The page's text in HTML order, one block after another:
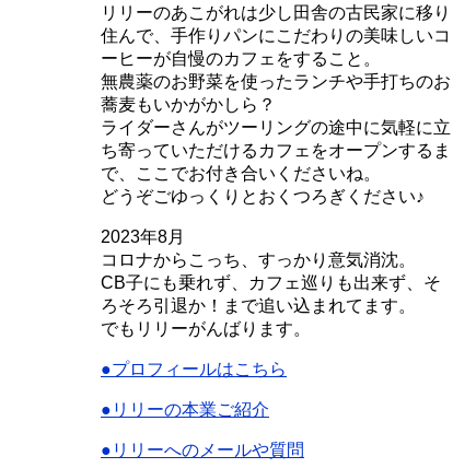
リリーのあこがれは少し田舎の古民家に移り
住んで、手作りパンにこだわりの美味しいコ
ーヒーが自慢のカフェをすること。
無農薬のお野菜を使ったランチや手打ちのお
蕎麦もいかがかしら？
ライダーさんがツーリングの途中に気軽に立
ち寄っていただけるカフェをオープンするま
で、ここでお付き合いくださいね。
どうぞごゆっくりとおくつろぎください♪
2023年8月
コロナからこっち、すっかり意気消沈。
CB子にも乗れず、カフェ巡りも出来ず、そ
ろそろ引退か！まで追い込まれてます。
でもリリーがんばります。
●プロフィールはこちら
●リリーの本業ご紹介
●リリーへのメールや質問